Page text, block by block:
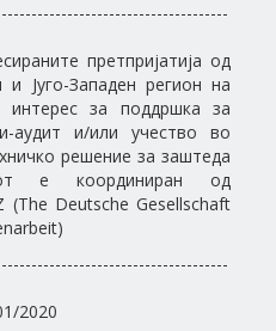
претпријатија од
Југо-Западен регион на
интерес за поддршка за
аудит и/или учество во
решение за заштеда
е координиран од
(The Deutsche Gesellschaft
2020